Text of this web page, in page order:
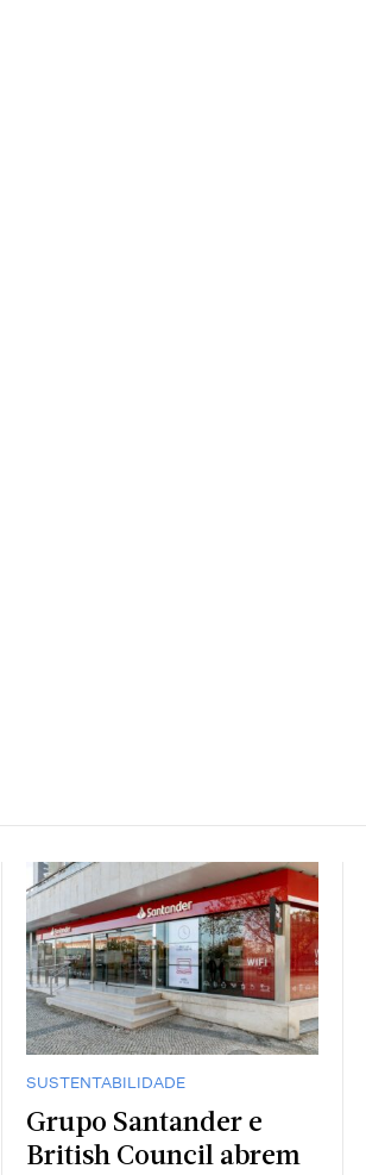
SUSTENTABILIDADE
Grupo Santander e
British Council abrem